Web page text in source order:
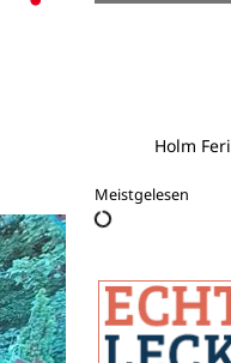
Holm
Meistgelesen